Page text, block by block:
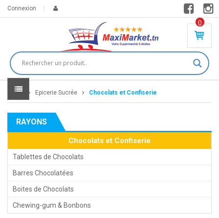
Connexion
0
PR
DU
IT(
S)
DT
Home Epicerie Sucrée Chocolats et Confiserie
RAYONS
Chocolats et Confiserie
Tablettes de Chocolats
Barres Chocolatées
Boites de Chocolats
Chewing-gum & Bonbons